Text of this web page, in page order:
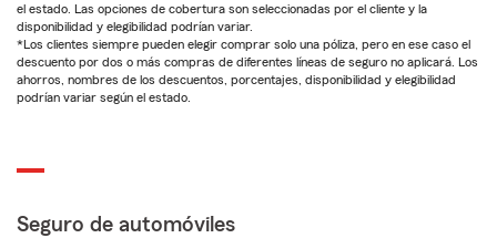
el estado. Las opciones de cobertura son seleccionadas por el cliente y la
disponibilidad y elegibilidad podrían variar.
*Los clientes siempre pueden elegir comprar solo una póliza, pero en ese caso el
descuento por dos o más compras de diferentes líneas de seguro no aplicará. Los
ahorros, nombres de los descuentos, porcentajes, disponibilidad y elegibilidad
podrían variar según el estado.
Seguro de automóviles